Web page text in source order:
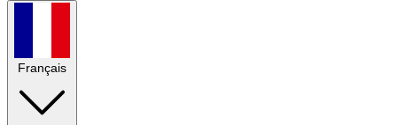
Français